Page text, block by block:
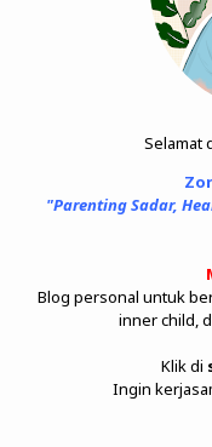
Selamat
"Parenting Sadar,
Blog personal untuk
inner child,
Klik di
Ingin